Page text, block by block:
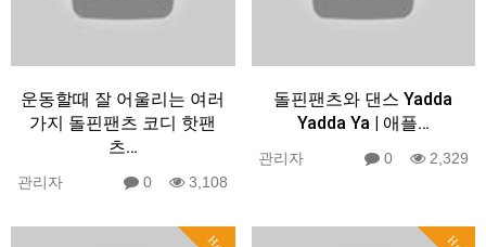
운동할때 잘 어울리는 여러
가지 돌핀팬츠 코디 핫팬
츠…
관리자 0 3,108
돌핀팬츠와 댄스 Yadda
Yadda Ya | 애플…
관리자 0 2,329